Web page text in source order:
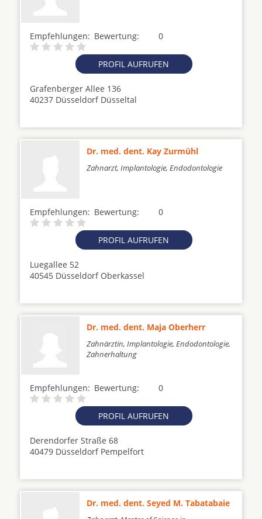
Empfehlungen: 0
Bewertung:
PROFIL AUFRUFEN
Grafenberger Allee 136
40237 Düsseldorf Düsseltal
Dr. med. dent. Kay Zurmühl
Zahnarzt, Implantologie, Endodontologie
Empfehlungen: 0
Bewertung:
PROFIL AUFRUFEN
Luegallee 52
40545 Düsseldorf Oberkassel
Dr. med. dent. Maja Oberherr
Zahnärztin, Implantologie, Endodontologie,
Zahnerhaltung
Empfehlungen: 0
Bewertung:
PROFIL AUFRUFEN
Derendorfer Straße 68
40479 Düsseldorf Pempelfort
Dr. med. dent. Seyed M. Tabatabaie